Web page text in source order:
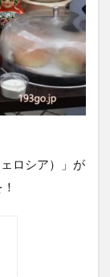
ロシア）」が